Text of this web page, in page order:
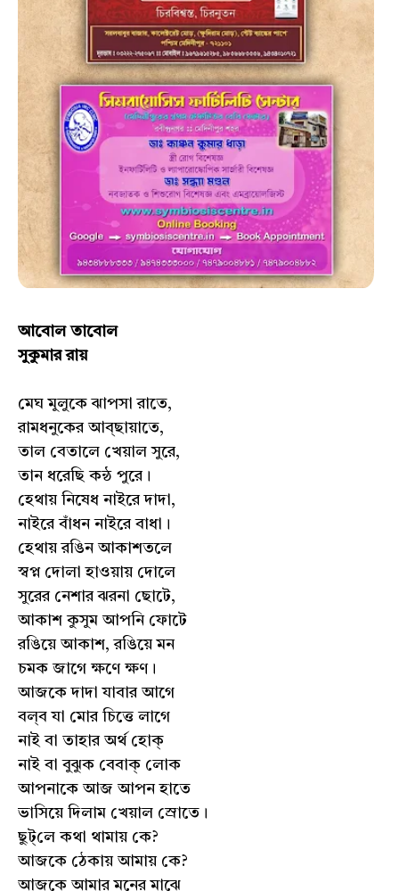
আবোল তাবোল
সুকুমার রায়
মেঘ মুলুকে ঝাপসা রাতে,
রামধনুকের আব্‌ছায়াতে,
তাল বেতালে খেয়াল সুরে,
তান ধরেছি কন্ঠ পুরে।
হেথায় নিষেধ নাইরে দাদা,
নাইরে বাঁধন নাইরে বাধা।
হেথায় রঙিন আকাশতলে
স্বপ্ন দোলা হাওয়ায় দোলে
সুরের নেশার ঝরনা ছোটে,
আকাশ কুসুম আপনি ফোটে
রঙিয়ে আকাশ, রঙিয়ে মন
চমক জাগে ক্ষণে ক্ষণ।
আজকে দাদা যাবার আগে
বল্‌ব যা মোর চিত্তে লাগে
নাই বা তাহার অর্থ হোক্
নাই বা বুঝুক বেবাক্ লোক
আপনাকে আজ আপন হাতে
ভাসিয়ে দিলাম খেয়াল স্রোতে।
ছুট্‌লে কথা থামায় কে?
আজকে ঠেকায় আমায় কে?
আজকে আমার মনের মাঝে